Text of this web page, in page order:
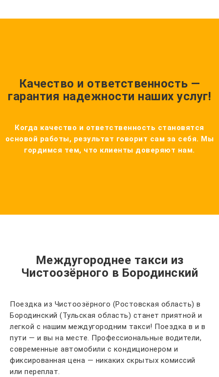
Качество и ответственность —
гарантия надежности наших услуг!
Когда качество и ответственность становятся
основой работы, результат говорит сам за себя. Мы
гордимся тем, что клиенты доверяют нам.
Междугороднее такси из
Чистоозёрного в Бородинский
Поездка из Чистоозёрного (Ростовская область) в
Бородинский (Тульская область) станет приятной и
легкой с нашим междугородним такси! Поездка в и в
пути — и вы на месте. Профессиональные водители,
современные автомобили с кондиционером и
фиксированная цена — никаких скрытых комиссий
или переплат.